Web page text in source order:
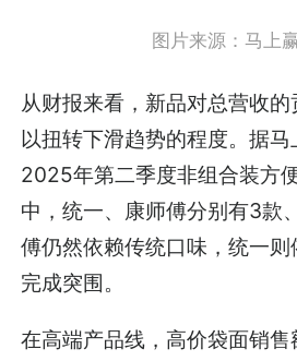
图片来源：马上
从财报来看，新品对总营收
以扭转下滑趋势的程度。据马
2025年第二季度非组合装方
中，统一、康师傅分别有3款
傅仍然依赖传统口味，统一则
完成突围。
在高端产品线，高价袋面销